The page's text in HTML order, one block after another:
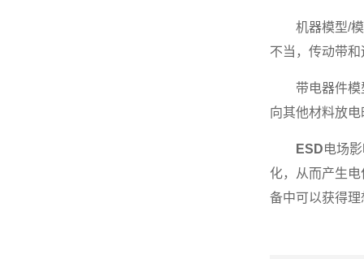
机器模型/模
不当，传动带
带电器件模型
向其他材料放
ESD电场
化，从而产生
备中可以获得